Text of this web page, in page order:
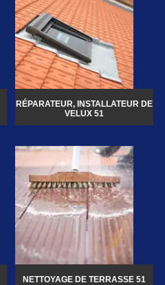
RÉPARATEUR, INSTALLATEUR DE
VELUX 51
NETTOYAGE DE TERRASSE 51